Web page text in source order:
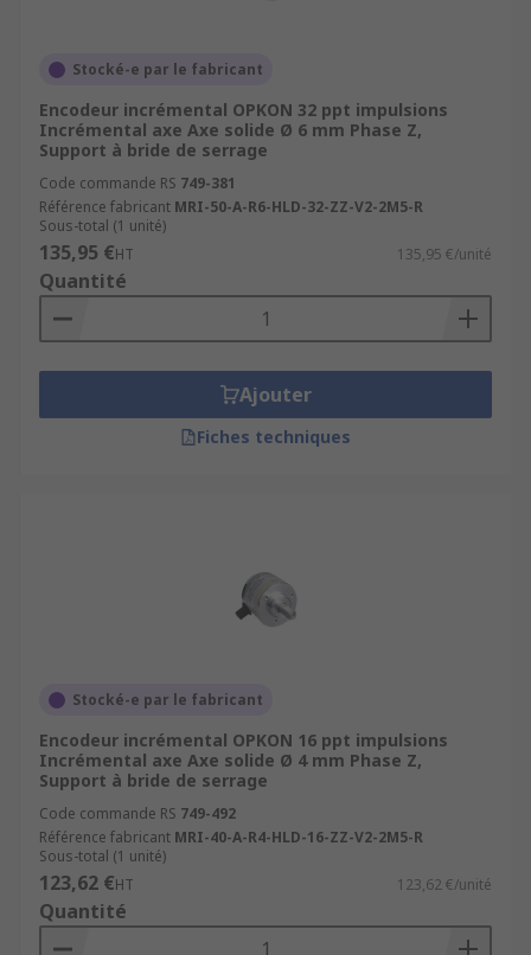
Stocké-e par le fabricant
Encodeur incrémental OPKON 32 ppt impulsions
Incrémental axe Axe solide Ø 6 mm Phase Z,
Support à bride de serrage
Code commande RS 749-381
Référence fabricant MRI-50-A-R6-HLD-32-ZZ-V2-2M5-R
Sous-total (1 unité)
135,95 €HT 135,95 €/unité
Quantité
Ajouter
Fiches techniques
Stocké-e par le fabricant
Encodeur incrémental OPKON 16 ppt impulsions
Incrémental axe Axe solide Ø 4 mm Phase Z,
Support à bride de serrage
Code commande RS 749-492
Référence fabricant MRI-40-A-R4-HLD-16-ZZ-V2-2M5-R
Sous-total (1 unité)
123,62 €HT 123,62 €/unité
Quantité